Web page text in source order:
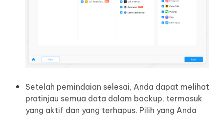
Setelah pemindaian selesai, Anda dapat melihat
pratinjau semua data dalam backup, termasuk
yang aktif dan yang terhapus. Pilih yang Anda